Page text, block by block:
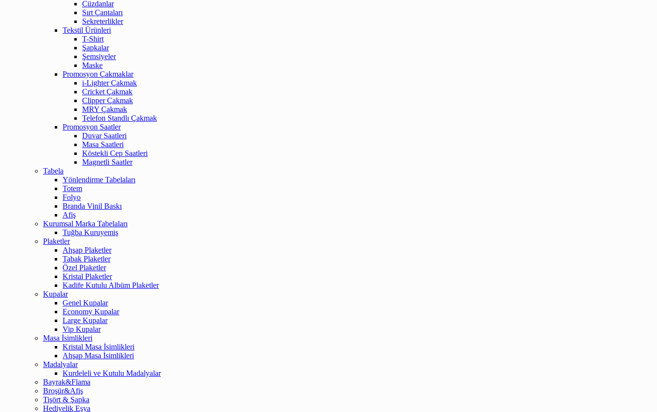
Cüzdanlar
Sırt Çantaları
Sekreterlikler
Tekstil Ürünleri
T-Shirt
Şapkalar
Şemsiyeler
Maske
Promosyon Çakmaklar
i-Lighter Çakmak
Cricket Çakmak
Clipper Çakmak
MRY Çakmak
Telefon Standlı Çakmak
Promosyon Saatler
Duvar Saatleri
Masa Saatleri
Köstekli Cep Saatleri
Magnetli Saatler
Tabela
Yönlendirme Tabelaları
Totem
Folyo
Branda Vinil Baskı
Afiş
Kurumsal Marka Tabelaları
Tuğba Kuruyemiş
Plaketler
Ahşap Plaketler
Tabak Plaketler
Özel Plaketler
Kristal Plaketler
Kadife Kutulu Albüm Plaketler
Kupalar
Genel Kupalar
Economy Kupalar
Large Kupalar
Vip Kupalar
Masa İsimlikleri
Kristal Masa İsimlikleri
Ahşap Masa İsimlikleri
Madalyalar
Kurdeleli ve Kutulu Madalyalar
Bayrak&Flama
Broşür&Afiş
Tişört & Şapka
Hediyelik Eşya